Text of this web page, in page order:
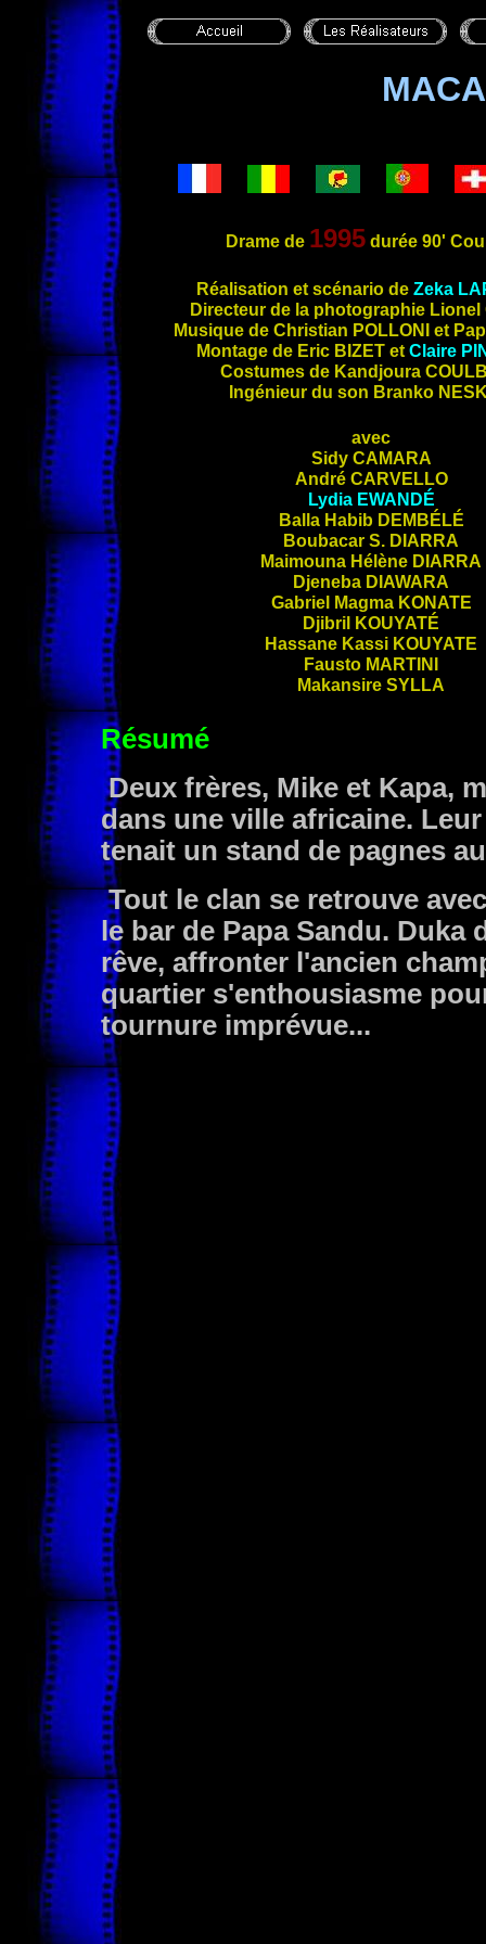
Drame de 1995 durée 90'
Réalisation et scénario de Zeka
Directeur de la photographie Lionel
Musique de Christian POLLONI et
Montage de Eric BIZET et Claire
Costumes de Kandjoura
Ingénieur du son Branko
avec
Sidy CAMARA
André CARVELLO
Lydia EWANDÉ
Balla Habib DEMBÉLÉ
Boubacar S. DIARRA
Maimouna Hélène DIARRA
Djeneba DIAWARA
Gabriel Magma KONATE
Djibril KOUYATÉ
Hassane Kassi KOUYATE
Fausto MARTINI
Makansire SYLLA
Résumé
Deux frères, Mike et Kapa,
dans une ville africaine.
tenait un stand de pagnes
Tout le clan se retrouve
le bar de Papa Sandu.
rêve, affronter l'ancien
quartier s'enthousiasme
tournure imprévue...